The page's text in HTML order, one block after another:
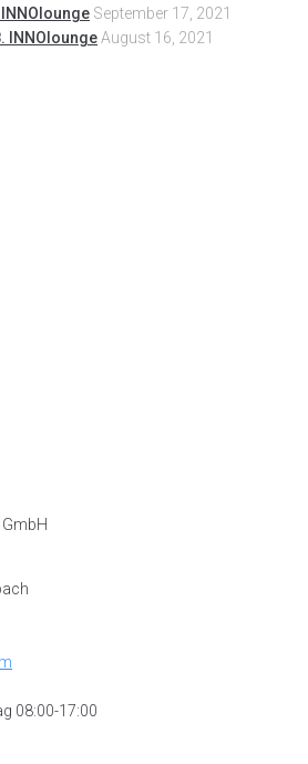
September 17, 2021
INNOloungeAugust 16, 2021
08:00-17:00